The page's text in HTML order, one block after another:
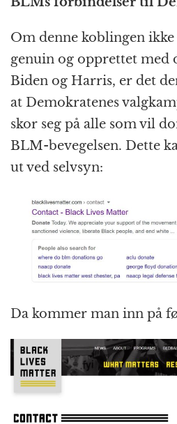
Om denne koblingen ikke
genuin og opprettet med
Biden og Harris, er det
at Demokratenes
skor seg på alle som vil
BLM-bevegelsen. Dette
ut ved selvsyn:
Da kommer man inn på